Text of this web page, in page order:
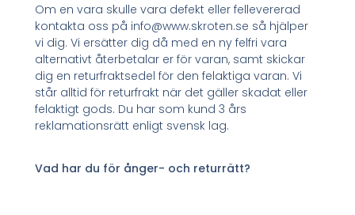
Om en vara skulle vara defekt eller fellevererad
kontakta oss på info@www.skroten.se så hjälper
vi dig. Vi ersätter dig då med en ny felfri vara
alternativt återbetalar er för varan, samt skickar
dig en returfraktsedel för den felaktiga varan. Vi
står alltid för returfrakt när det gäller skadat eller
felaktigt gods. Du har som kund 3 års
reklamationsrätt enligt svensk lag.
Vad har du för ånger- och returrätt?